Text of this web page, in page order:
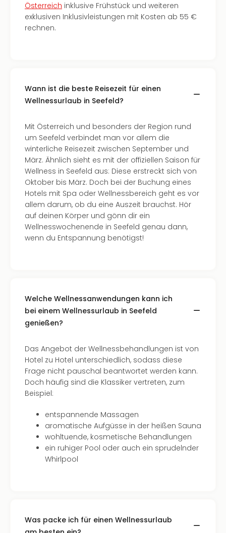
Österreich inklusive Frühstück und weiteren
exklusiven Inklusivleistungen mit Kosten ab 55 €
rechnen.
Wann ist die beste Reisezeit für einen
Wellnessurlaub in Seefeld?
Mit Österreich und besonders der Region rund
um Seefeld verbindet man vor allem die
winterliche Reisezeit zwischen September und
März. Ähnlich sieht es mit der offiziellen Saison für
Wellness in Seefeld aus: Diese erstreckt sich von
Oktober bis März. Doch bei der Buchung eines
Hotels mit Spa oder Wellnessbereich geht es vor
allem darum, ob du eine Auszeit brauchst. Hör
auf deinen Körper und gönn dir ein
Wellnesswochenende in Seefeld genau dann,
wenn du Entspannung benötigst!
Welche Wellnessanwendungen kann ich
bei einem Wellnessurlaub in Seefeld
genießen?
Das Angebot der Wellnessbehandlungen ist von
Hotel zu Hotel unterschiedlich, sodass diese
Frage nicht pauschal beantwortet werden kann.
Doch häufig sind die Klassiker vertreten, zum
Beispiel:
entspannende Massagen
aromatische Aufgüsse in der heißen Sauna
wohltuende, kosmetische Behandlungen
ein ruhiger Pool oder auch ein sprudelnder
Whirlpool
Was packe ich für einen Wellnessurlaub